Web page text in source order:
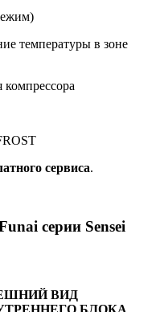
температуры в зоне
сервиса.
серии Sensei
ВИД
БЛОКА